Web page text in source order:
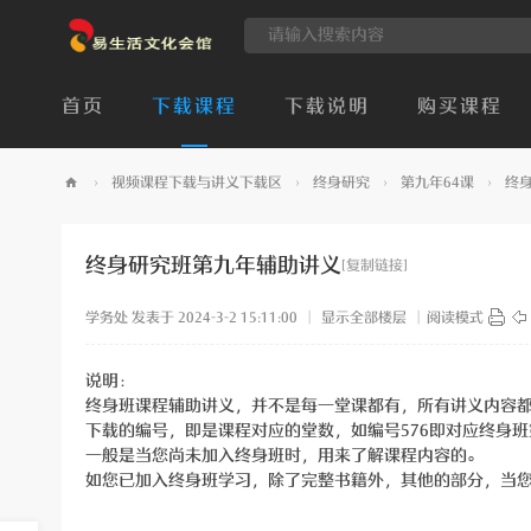
首页 下载课程 下载说明 购买课程
› 视频课程下载与讲义下载区 › 终身研究 › 第九年64课 › 终
终身研究班第九年辅助讲义 [复制链接]
学务处 发表于 2024-3-2 15:11:00 显示全部楼层 阅读模式
说明：
终身班课程辅助讲义，并不是每一堂课都有，所有讲义内容
下载的编号，即是课程对应的堂数，如编号576即对应终身
一般是当您尚未加入终身班时，用来了解课程内容的。
如您已加入终身班学习，除了完整书籍外，其他的部分，当